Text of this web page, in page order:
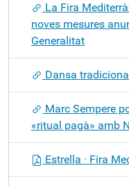
La Fira
noves mesures
Generalitat
Dansa
Marc Sempere
«ritual pagà» amb
Estrella · Fira